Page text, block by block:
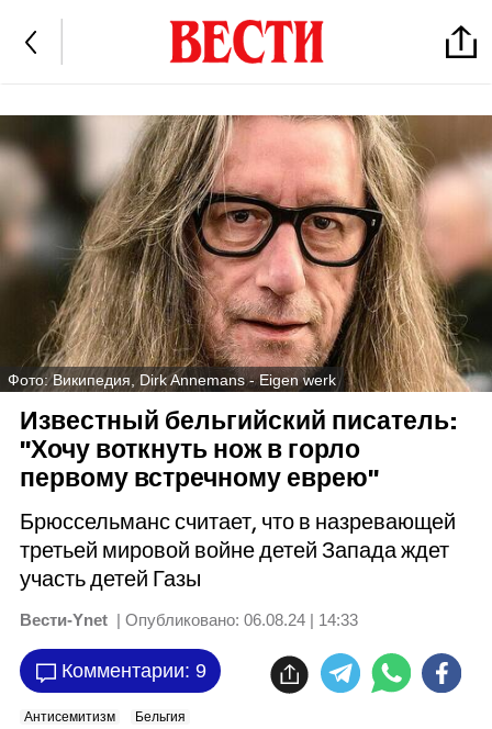
Фото: Википедия, Dirk Annemans - Eigen werk
Известный бельгийский писатель:
"Хочу воткнуть нож в горло
первому встречному еврею"
Брюссельманс считает, что в назревающей
третьей мировой войне детей Запада ждет
участь детей Газы
Вести-Ynet | Опубликовано: 06.08.24 | 14:33
Комментарии: 9
Антисемитизм Бельгия